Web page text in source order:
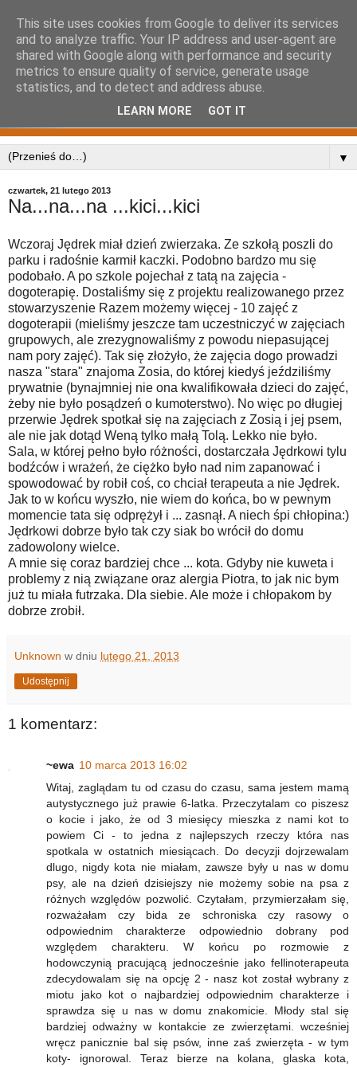
▼
czwartek, 21 lutego 2013
Na...na...na ...kici...kici
Wczoraj Jędrek miał dzień zwierzaka. Ze szkołą poszli do
parku i radośnie karmił kaczki. Podobno bardzo mu się
podobało. A po szkole pojechał z tatą na zajęcia -
dogoterapię. Dostaliśmy się z projektu realizowanego przez
stowarzyszenie Razem możemy więcej - 10 zajęć z
dogoterapii (mieliśmy jeszcze tam uczestniczyć w zajęciach
grupowych, ale zrezygnowaliśmy z powodu niepasującej
nam pory zajęć). Tak się złożyło, że zajęcia dogo prowadzi
nasza "stara" znajoma Zosia, do której kiedyś jeździliśmy
prywatnie (bynajmniej nie ona kwalifikowała dzieci do zajęć,
żeby nie było posądzeń o kumoterstwo). No więc po długiej
przerwie Jędrek spotkał się na zajęciach z Zosią i jej psem,
ale nie jak dotąd Weną tylko małą Tolą. Lekko nie było.
Sala, w której pełno było różności, dostarczała Jędrkowi tylu
bodźców i wrażeń, że ciężko było nad nim zapanować i
spowodować by robił coś, co chciał terapeuta a nie Jędrek.
Jak to w końcu wyszło, nie wiem do końca, bo w pewnym
momencie tata się odprężył i ... zasnął. A niech śpi chłopina:)
Jędrkowi dobrze było tak czy siak bo wrócił do domu
zadowolony wielce.
A mnie się coraz bardziej chce ... kota. Gdyby nie kuweta i
problemy z nią związane oraz alergia Piotra, to jak nic bym
już tu miała futrzaka. Dla siebie. Ale może i chłopakom by
dobrze zrobił.
Unknown w dniu lutego 21, 2013
Udostępnij
1 komentarz:
~ewa 10 marca 2013 16:02
Witaj, zaglądam tu od czasu do czasu, sama jestem mamą
autystycznego już prawie 6-latka. Przeczytalam co piszesz
o kocie i jako, że od 3 miesięcy mieszka z nami kot to
powiem Ci - to jedna z najlepszych rzeczy która nas
spotkala w ostatnich miesiącach. Do decyzji dojrzewalam
dlugo, nigdy kota nie miałam, zawsze były u nas w domu
psy, ale na dzień dzisiejszy nie możemy sobie na psa z
różnych względów pozwolić. Czytałam, przymierzałam się,
rozważałam czy bida ze schroniska czy rasowy o
odpowiednim charakterze odpowiednio dobrany pod
względem charakteru. W końcu po rozmowie z
hodowczynią pracującą jednocześnie jako fellinoterapeuta
zdecydowalam się na opcję 2 - nasz kot został wybrany z
miotu jako kot o najbardziej odpowiednim charakterze i
sprawdza się u nas w domu znakomicie. Młody stal się
bardziej odważny w kontakcie ze zwierzętami. wcześniej
wręcz panicznie bal się psów, inne zaś zwierzęta - w tym
koty- ignorowal. Teraz bierze na kolana, glaska kota,
This site uses cookies from Google to deliver its services
and to analyze traffic. Your IP address and user-agent are
shared with Google along with performance and security
metrics to ensure quality of service, generate usage
statistics, and to detect and address abuse.
LEARN MORE GOT IT